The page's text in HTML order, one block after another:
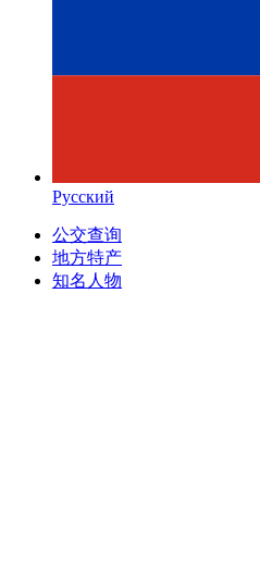
Русский
公交查询
地方特产
知名人物